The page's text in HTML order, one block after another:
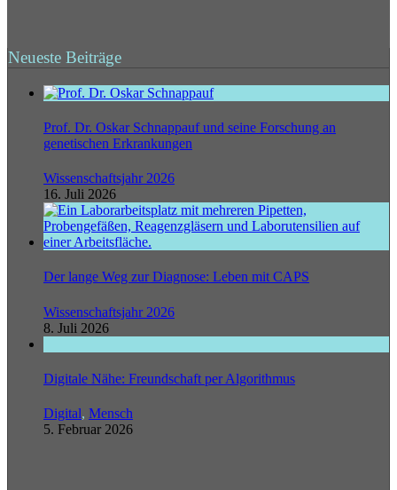
Neueste Beiträge
Prof. Dr. Oskar Schnappauf und seine Forschung an
genetischen Erkrankungen
Wissenschaftsjahr 2026
16. Juli 2026
Der lange Weg zur Diagnose: Leben mit CAPS
Wissenschaftsjahr 2026
8. Juli 2026
Digitale Nähe: Freundschaft per Algorithmus
Digital, Mensch
5. Februar 2026